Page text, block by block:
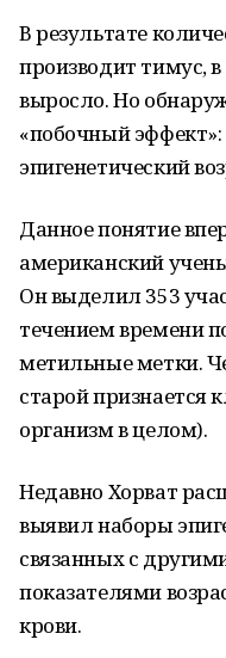
В результате
производит тимус,
выросло. Но
«побочный
эпигенетический
Данное понятие
американский
Он выделил 353
течением времени
метильные метки.
старой признается
организм в целом).
Недавно Хорват
выявил наборы
связанных с
показателями
крови.